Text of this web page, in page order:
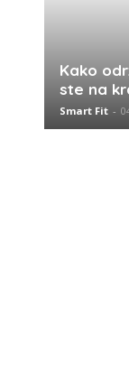
Kako
ste na
Smart Fit -